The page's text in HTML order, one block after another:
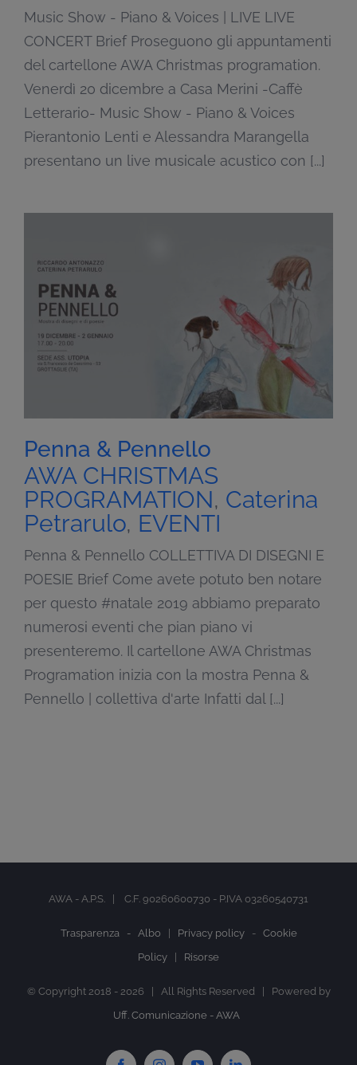
Music Show - Piano & Voices | LIVE LIVE
CONCERT Brief Proseguono gli appuntamenti
del cartellone AWA Christmas programation.
Venerdì 20 dicembre a Casa Merini -Caffè
Letterario- Music Show - Piano & Voices
Pierantonio Lenti e Alessandra Marangella
presentano un live musicale acustico con [...]
Penna & Pennello
AWA CHRISTMAS
PROGRAMATION, Caterina
Petrarulo, EVENTI
Penna & Pennello COLLETTIVA DI DISEGNI E
POESIE Brief Come avete potuto ben notare
per questo #natale 2019 abbiamo preparato
numerosi eventi che pian piano vi
presenteremo. Il cartellone AWA Christmas
Programation inizia con la mostra Penna &
Pennello | collettiva d'arte Infatti dal [...]
AWA - A.P.S. | C.F. 90260600730 - P.IVA 03260540731
Trasparenza - Albo Privacy policy- Cookie
Policy
Risorse
© Copyright 2018 - 2026 | All Rights Reserved | Powered by
Uff. Comunicazione - AWA